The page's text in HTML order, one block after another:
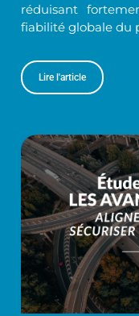
réduisant
fiabilité globale du
Lire l'article